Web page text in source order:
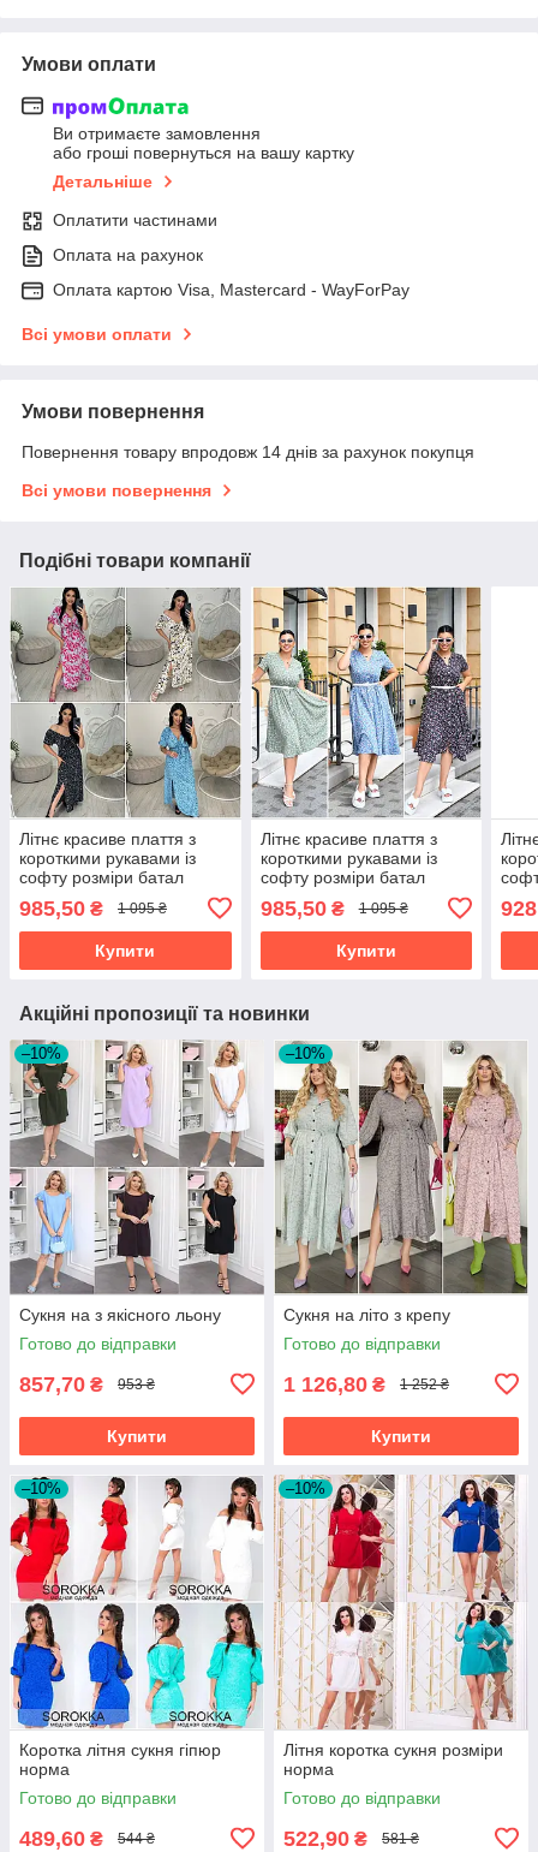
Умови оплати
Ви отримаєте замовлення
або гроші повернуться на вашу картку
Детальніше
Оплатити частинами
Оплата на рахунок
Оплата картою Visa, Mastercard - WayForPay
Всі умови оплати
Умови повернення
Повернення товару впродовж 14 днів за рахунок покупця
Всі умови повернення
Подібні товари компанії
Літнє красиве плаття з
короткими рукавами із
софту розміри батал
985,50 ₴ 1 095 ₴
Купити
Літнє красиве плаття з
короткими рукавами із
софту розміри батал
985,50₴ 1 095 ₴
Купити
Акційні пропозиції та новинки
–10%
Сукня на з якісного льону
Готово до відправки
857,70 ₴ 953 ₴
Купити
–10%
Сукня на літо з крепу
Готово до відправки
1 126,80 ₴ 1 252 ₴
Купити
–10%
Коротка літня сукня гіпюр
норма
Готово до відправки
489,60 ₴ 544 ₴
–10%
Літня коротка сукня розміри
норма
Готово до відправки
522,90 ₴ 581 ₴